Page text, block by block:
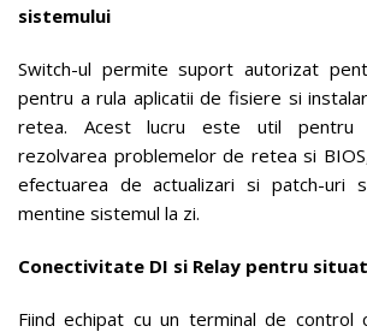
sistemului
Switch-ul permite suport autorizat
pentru a rula aplicatii de fisiere si
retea. Acest lucru este util pentru
rezolvarea problemelor de retea si
efectuarea de actualizari si patch-uri
mentine sistemul la zi.
Conectivitate DI si Relay pentru
Fiind echipat cu un terminal de